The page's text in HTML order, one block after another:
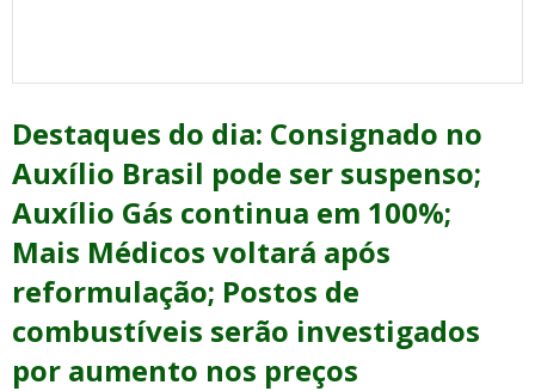
Destaques do dia: Consignado no
Auxílio Brasil pode ser suspenso;
Auxílio Gás continua em 100%;
Mais Médicos voltará após
reformulação; Postos de
combustíveis serão investigados
por aumento nos preços